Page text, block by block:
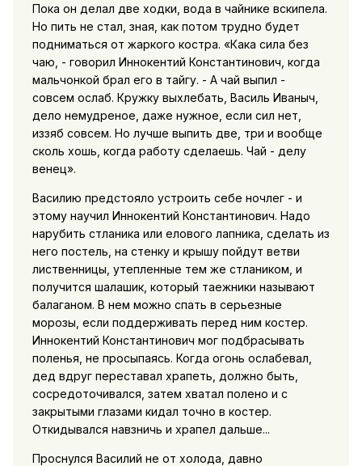
Пока он делал две ходки, вода в чайнике вскипела.
Но пить не стал, зная, как потом трудно будет
подниматься от жаркого костра. «Кака сила без
чаю, - говорил Иннокентий Константинович, когда
мальчонкой брал его в тайгу. - А чай выпил -
совсем ослаб. Кружку выхлебать, Василь Иваныч,
дело немудреное, даже нужное, если сил нет,
иззяб совсем. Но лучше выпить две, три и вообще
сколь хошь, когда работу сделаешь. Чай - делу
венец».
Василию предстояло устроить себе ночлег - и
этому научил Иннокентий Константинович. Надо
нарубить стланика или елового лапника, сделать из
него постель, на стенку и крышу пойдут ветви
лиственницы, утепленные тем же стлаником, и
получится шалашик, который таежники называют
балаганом. В нем можно спать в серьезные
морозы, если поддерживать перед ним костер.
Иннокентий Константинович мог подбрасывать
поленья, не просыпаясь. Когда огонь ослабевал,
дед вдруг переставал храпеть, должно быть,
сосредоточивался, затем хватал полено и с
закрытыми глазами кидал точно в костер.
Откидывался навзничь и храпел дальше...
Проснулся Василий не от холода, давно